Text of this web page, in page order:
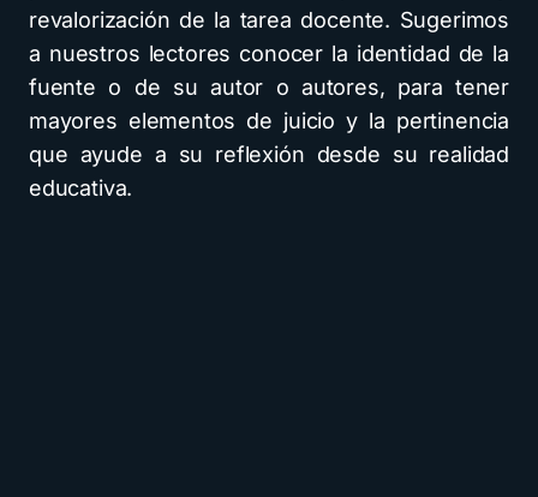
revalorización de la tarea docente. Sugerimos
a nuestros lectores conocer la identidad de la
fuente o de su autor o autores, para tener
mayores elementos de juicio y la pertinencia
que ayude a su reflexión desde su realidad
educativa.